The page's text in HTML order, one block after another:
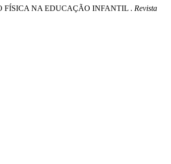
FÍSICA NA EDUCAÇÃO INFANTIL . Revista